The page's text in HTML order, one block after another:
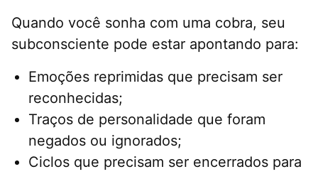
Quando você sonha com uma cobra, seu
subconsciente pode estar apontando para:
Emoções reprimidas que precisam ser
reconhecidas;
Traços de personalidade que foram
negados ou ignorados;
Ciclos que precisam ser encerrados para